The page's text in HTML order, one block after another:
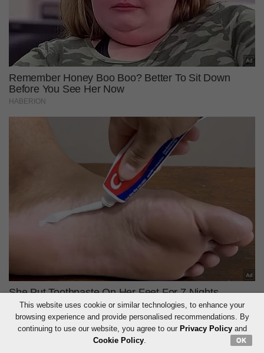
This website uses cookie or similar technologies, to enhance your
browsing experience and provide personalised recommendations. By
continuing to use our website, you agree to our Privacy Policyand
Cookie Policy. OK